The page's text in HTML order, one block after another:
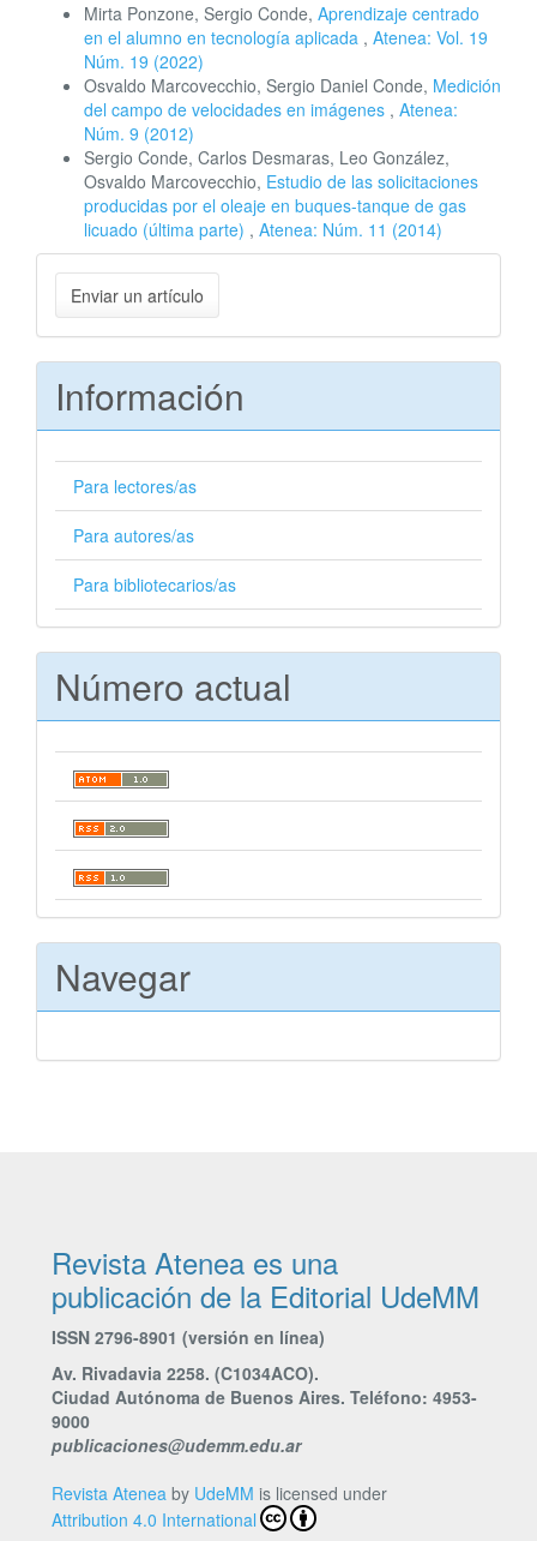
Mirta Ponzone, Sergio Conde, Aprendizaje centrado
en el alumno en tecnología aplicada , Atenea: Vol. 19
Núm. 19 (2022)
Osvaldo Marcovecchio, Sergio Daniel Conde, Medición
del campo de velocidades en imágenes , Atenea:
Núm. 9 (2012)
Sergio Conde, Carlos Desmaras, Leo González,
Osvaldo Marcovecchio, Estudio de las solicitaciones
producidas por el oleaje en buques-tanque de gas
licuado (última parte) , Atenea: Núm. 11 (2014)
Enviar
un
artículo
Enviar un artículo
Información
Para lectores/as
Para autores/as
Para bibliotecarios/as
Número actual
Navegar
Revista Atenea es una
publicación de la Editorial UdeMM
ISSN 2796-8901 (versión en línea)
Av. Rivadavia 2258. (C1034ACO).
Ciudad Autónoma de Buenos Aires. Teléfono: 4953-
9000
publicaciones@udemm.edu.ar
Revista Atenea by UdeMM is licensed under
Attribution 4.0 International